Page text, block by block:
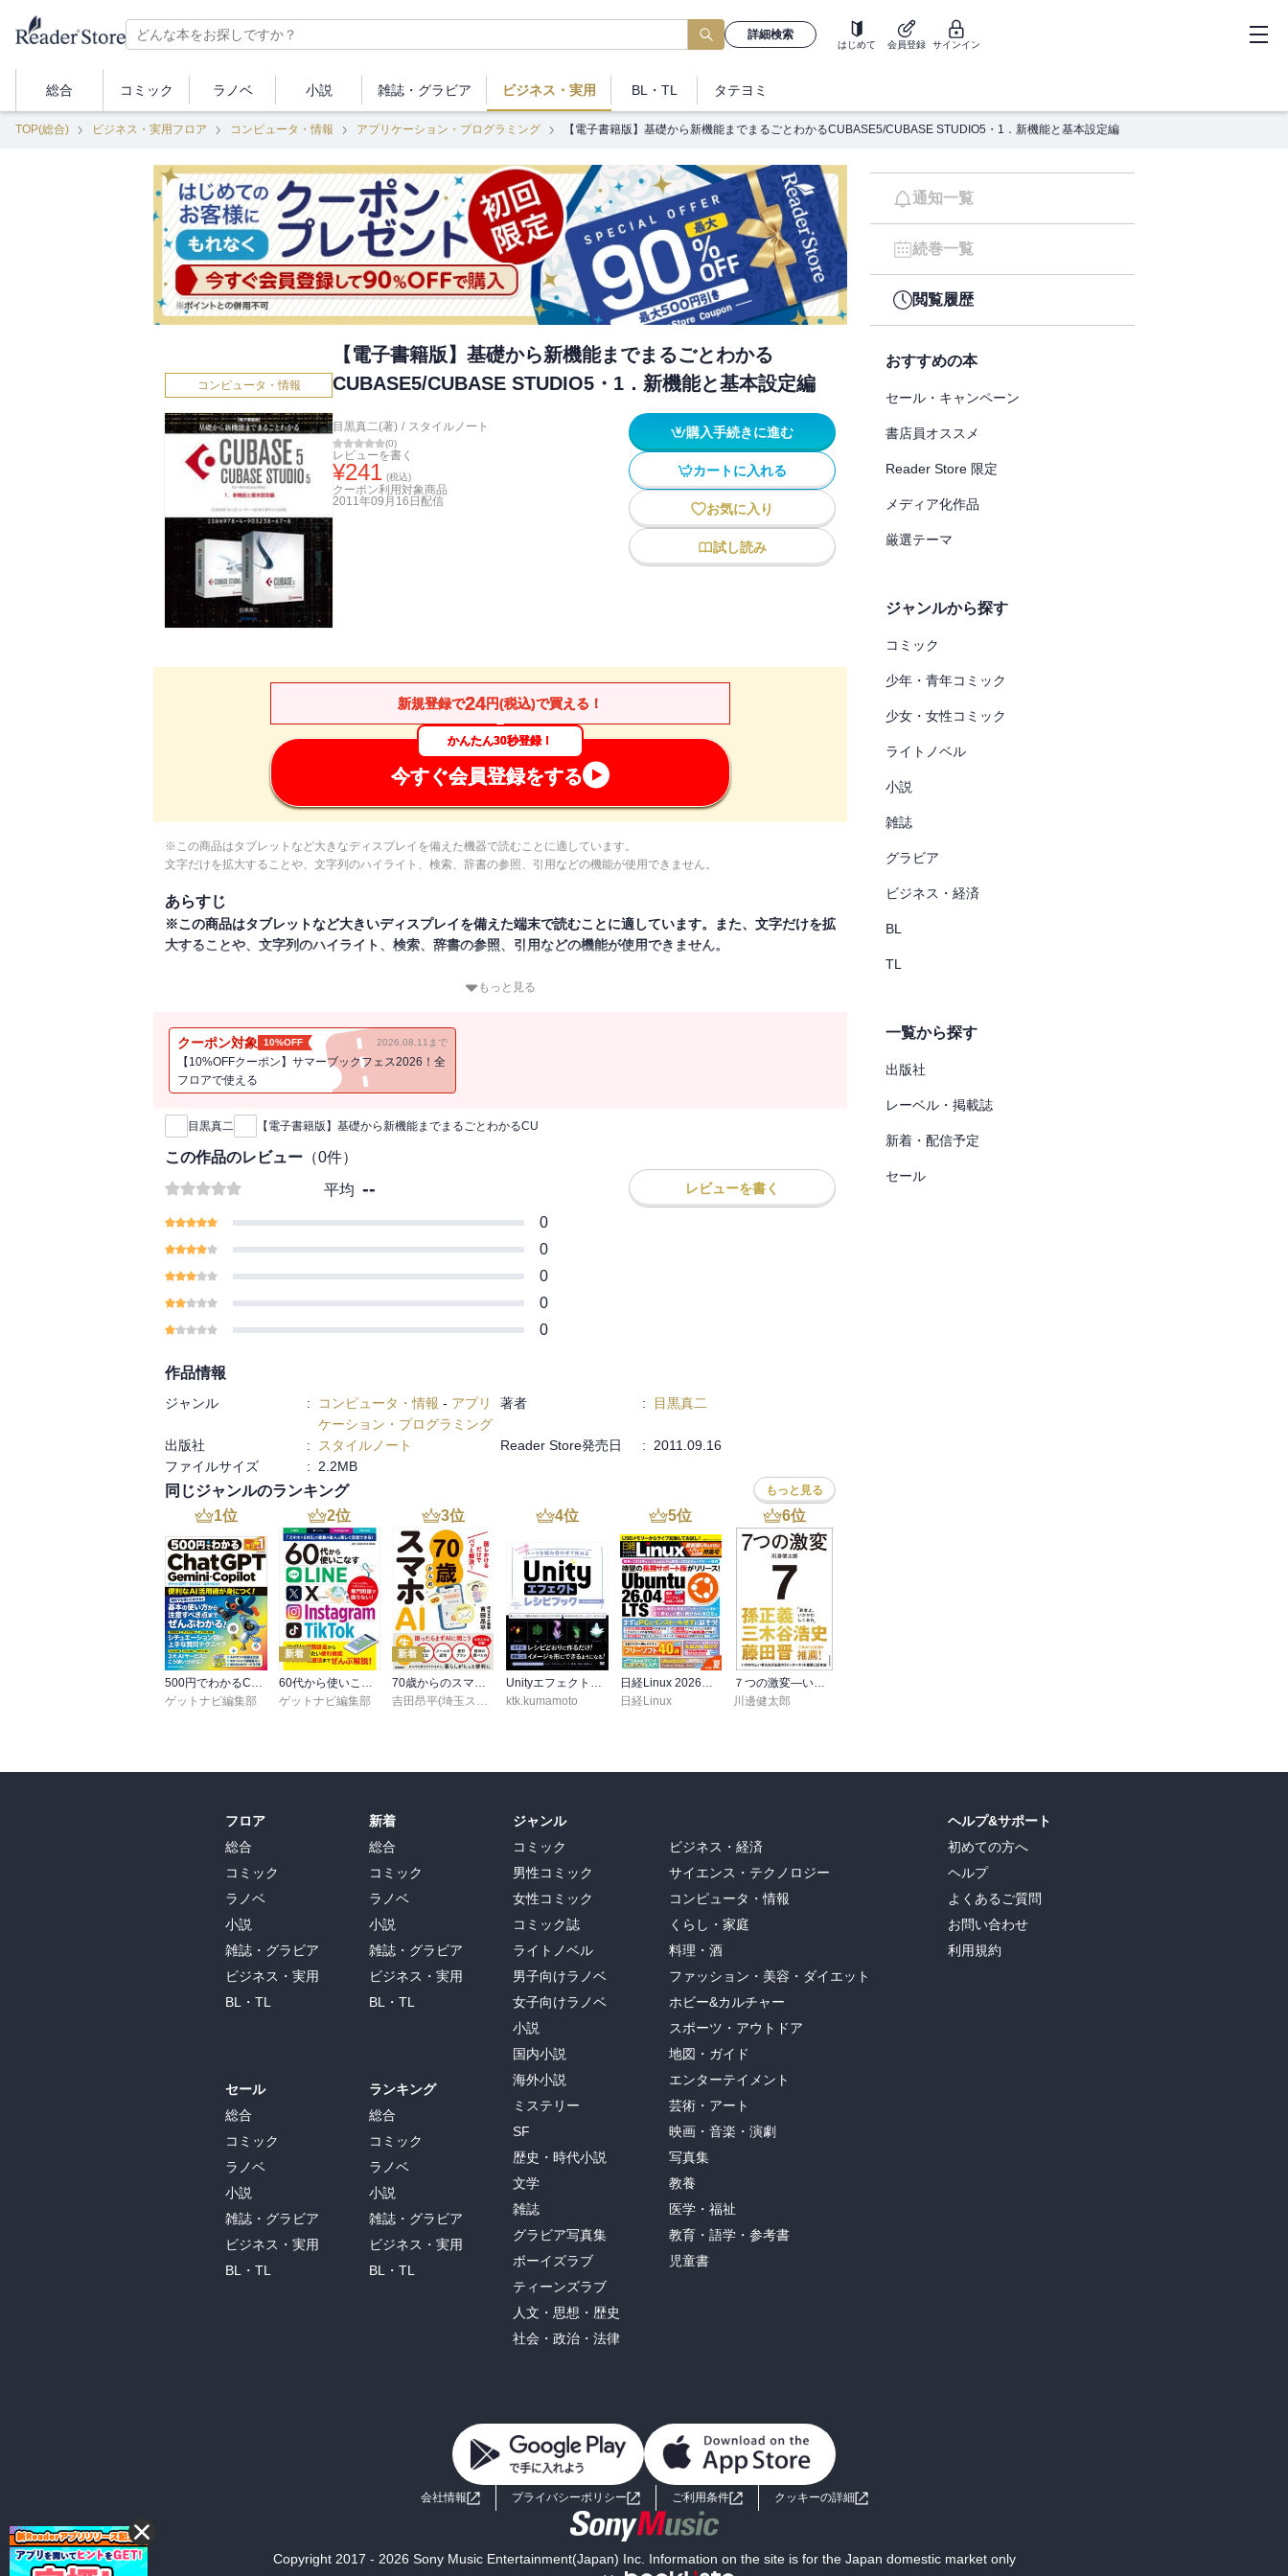
詳細検索
はじめて 会員登録 サインイン
総合 コミック ラノベ 小説 雑誌・ グラビア ビジネス ・実用 BL・TL タテヨミ
TOP(総合) ビジネス・実用フロア コンピュータ・情報 アプリケーション・プログラミング 【電子書籍版】基礎から新機能までまるごとわかるCUBASE5/CUBASE STUDIO5・1．新機能と基本設定編
コンピュータ・情報
【電子書籍版】基礎から新機能までまるごとわかる
CUBASE5/CUBASE STUDIO5・1．新機能と基本設定編
目黒真二(著) / スタイルノート
(0)
レビューを書く
¥241 (税込)
クーポン利用対象商品
2011年09月16日 配信
購入手続きに進む
カートに入れる
お気に入り
試し読み
新規登録で24円(税込)で買える！
かんたん30秒登録！
今すぐ会員登録をする
※この商品はタブレットなど大きなディスプレイを備えた機器で読むことに適しています。
文字だけを拡大することや、文字列のハイライト、検索、辞書の参照、引用などの機能が使用できません。
あらすじ
※この商品はタブレットなど大きいディスプレイを備えた端末で読むことに適しています。また、文字だけを拡
大することや、文字列のハイライト、検索、辞書の参照、引用などの機能が使用できません。
DAWソフトの代表格、Cubase5/Cubase Studio5の使い方を解説。バージョン5.5と6への差分もある。初心者は
せなかった人、またCubase AI/LEでは物足らなくなってきた人にもぜひ活用して欲しい。Cubaseを使いこなし
ている人はもちろん、「Cubaseなんてまったくわからない」という人にも参考となる内容だ。音楽制作のプロ
が実際の制作手順や新機能を使った効率的な手法についても解説している。
もっと見る
クーポン対象 10%OFF 2026.08.11まで
【10%OFFクーポン】サマーブックフェス2026！全
フロアで使える
新刊通知
目黒真二 【電子書籍版】基礎から新機能までまるごとわかるCU
この作品のレビュー （0件）
平均 -- レビューを書く
0
0
0
0
0
作品情報
ジャンル : コンピュータ・情報 - アプリ
ケーション・プログラミング
著者 : 目黒真二
出版社 : スタイルノート Reader Store発売日 :
2011.09.16
ファイルサイズ
: 2.2MB
同じジャンルのランキング もっと見る
1位
500円でわかるChatGPT・Gemini・Copilot
ゲットナビ編集部
2位
新着
60代から使いこなすLINE・X・Instagram・TikTok
ゲットナビ編集部
3位
新着
70歳からのスマホAI生活 話しかけるだけでパッと解決！
吉田昂平(埼玉スマホ教室)
4位
Unityエフェクトレシピブック パーツを組み合わせて作れる
ktk.kumamoto
5位
日経Linux 2026夏 最新版Ubuntu入門＆AI活用特集号
日経Linux
6位
７つの激変―いかがわしい者たちが主役の「インターネット産業」３０年史
川邊健太郎
通知一覧
続巻一覧
閲覧履歴
おすすめの本
セール・キャンペーン
書店員オススメ
Reader Store 限定
メディア化作品
厳選テーマ
ジャンルから探す
コミック
少年・青年コミック
少女・女性コミック
ライトノベル
小説
雑誌
グラビア
ビジネス・経済
BL
TL
一覧から探す
出版社
レーベル・掲載誌
新着・配信予定
セール
フロア
総合
コミック
ラノベ
小説
雑誌・グラビア
ビジネス・実用
BL・TL
セール
総合
コミック
ラノベ
小説
雑誌・グラビア
ビジネス・実用
BL・TL
新着
総合
コミック
ラノベ
小説
雑誌・グラビア
ビジネス・実用
BL・TL
ランキング
総合
コミック
ラノベ
小説
雑誌・グラビア
ビジネス・実用
BL・TL
ジャンル
コミック
男性コミック
女性コミック
コミック誌
ライトノベル
男子向けラノベ
女子向けラノベ
小説
国内小説
海外小説
ミステリー
SF
歴史・時代小説
文学
雑誌
グラビア写真集
ボーイズラブ
ティーンズラブ
人文・思想・歴史
社会・政治・法律
ビジネス・経済
サイエンス・テクノロジー
コンピュータ・情報
くらし・家庭
料理・酒
ファッション・美容・ダイエット
ホビー&カルチャー
スポーツ・アウトドア
地図・ガイド
エンターテイメント
芸術・アート
映画・音楽・演劇
写真集
教養
医学・福祉
教育・語学・参考書
児童書
ヘルプ&サポート
初めての方へ
ヘルプ
よくあるご質問
お問い合わせ
利用規約
会社情報 プライバシーポリシー ご利用条件 クッキーの詳細
Copyright 2017 - 2026 Sony Music Entertainment(Japan) Inc. Information on the site is for the Japan domestic market only